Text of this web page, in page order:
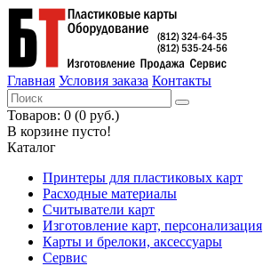
Главная Условия заказа Контакты
Товаров: 0 (0 руб.)
В корзине пусто!
Каталог
Принтеры для пластиковых карт
Расходные материалы
Считыватели карт
Изготовление карт, персонализация
Карты и брелоки, аксессуары
Сервис